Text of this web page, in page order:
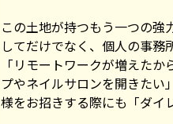
この土地が持つもう一つの強
してだけでなく、個人の事
「リモートワークが増えた
プやネイルサロンを開きた
様をお招きする際にも「ダイ